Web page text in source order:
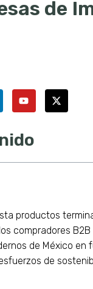
de
productos
compradores
de México
de